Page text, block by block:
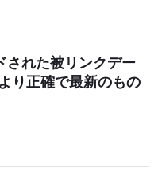
された被リンクデー
り正確で最新のもの